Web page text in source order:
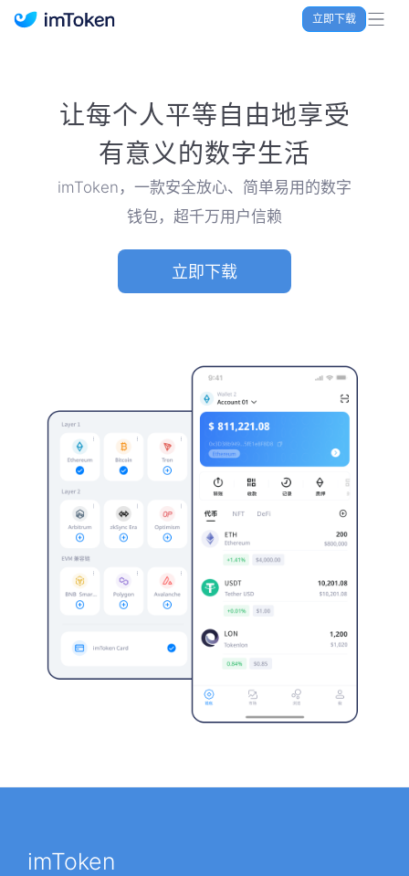
立即下载
imToken 官网｜联合TRX空投大礼包
让每个人平等自由地享受
有意义的数字生活
imToken，一款安全放心、简单易用的数字
钱包，超千万用户信赖
立即下载
imToken